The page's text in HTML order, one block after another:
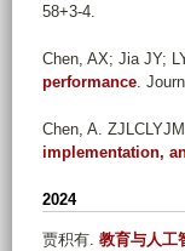
58+3-4.
Chen, AX; Jia JY;
performance.
Chen, A. ZJLCLYJM
implementation,
2024
贾积有. 教育与人工